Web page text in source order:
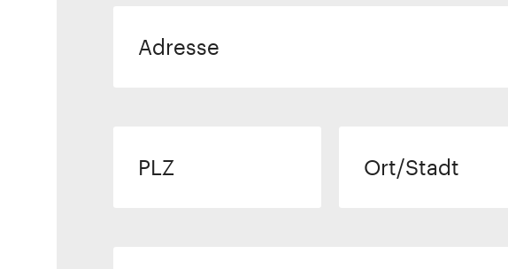
Adresse
PLZ Ort/Stadt